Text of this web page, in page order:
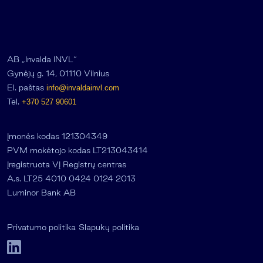
AB „Invalda INVL“
Gynėjų g. 14, 01110 Vilnius
El. paštas info@invaldainvl.com
Tel. +370 527 90601
Įmonės kodas 121304349
PVM mokėtojo kodas LT213043414
Įregistruota VĮ Registrų centras
A.s. LT25 4010 0424 0124 2013
Luminor Bank AB
Privatumo politika Slapukų politika